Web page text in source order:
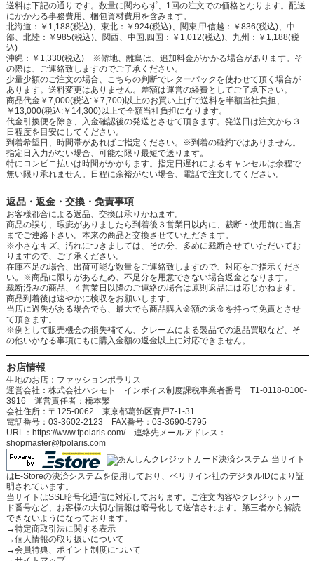
送料は下記の通りです。数量に関わらず、1回の注文での価格となります。配送
にかかわる事務費用、梱包資材費用を含みます。
北海道：￥1,188(税込)、東北：￥924(税込)、関東,甲信越：￥836(税込)、中
部、北陸：￥985(税込)、関西、中国,四国：￥1,012(税込)、九州：￥1,188(税
込)
沖縄：￥1,330(税込) ※僻地、離島は、追加料金がかかる場合があります。そ
の際は、ご連絡致しますのでご了承ください。
少量少額のご注文の場合、こちらの判断でレターパックを使わせて頂く場合が
あります。送料変更はありません。差額は運営の経費としてご了承下さい。
商品代金￥7,000(税込:￥7,700)以上のお買い上げで送料を半額当社負担、
￥13,000(税込:￥14,300)以上で全額当社負担になります。
代金引換便を除き、入金確認後の発送とさせて頂きます。発送日は注文から３
日程度を目安にしてください。
到着希望日、時間帯があればご指定ください。※到着の確約ではありません。
指定日入力がない場合、可能な限り最短で送ります。
特にコンビニ払いは時間がかかります。指定日遅れによるキャンセルは余程で
無い限り承れません。日程に余裕がない場合、電話で注文してください。
返品・返金・交換・免責事項
お客様都合による返品、交換は承りかねます。
商品の誤り、瑕疵がありましたら到着後３営業日以内に、裁断・使用前に当店
までご連絡下さい。本来の商品と交換させていただきます。
※小さなキズ、汚れにつきましては、その分、多めに裁断させていただいてお
りますので、ご了承ください。
在庫不足の場合、出荷可能な数量をご連絡致しますので、対応をご指示くださ
い。※商品に限りがあるため、不足分を用意できない場合返金となります。
裁断済みの商品、４営業日以降のご連絡の場合は原則返品には応じかねます。
商品到着後は速やかに検収をお願いします。
当店に過失がある場合でも、最大でも商品購入金額の返金を持って免責とさせ
て頂きます。
※例として販売機会の損失補てん、クレームによる製品での返品買取など、そ
の他いかなる事項にもに購入金額の返金以上に対応できません。
お店情報
生地のお店：ファッションポラリス
運営会社：株式会社ハシモト インボイス制度課税事業者番号 T1-0118-0100-
3916 運営責任者：橋本繁
会社住所：〒125-0062 東京都葛飾区青戸7-1-31
電話番号：03-3602-2123 FAX番号：03-3690-5795
URL：https://www.fpolaris.com/ 連絡先メールアドレス：
shopmaster@fpolaris.com
当サイト
はE-Storeの決済システムを使用しており、ベリサイン社のデジタルIDにより証
明されています。
当サイトはSSL暗号化通信に対応しております。ご注文内容やクレジットカー
ド番号など、お客様の大切な情報は暗号化して送信されます。第三者から解読
できないようになっております。
→特定商取引法に関する表示
→個人情報の取り扱いについて
→会員特典、ポイント制度について